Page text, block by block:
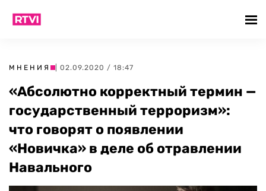
МНЕНИЯ | 02.09.2020 / 18:47
«Абсолютно корректный термин —
государственный терроризм»:
что говорят о появлении
«Новичка» в деле об отравлении
Навального